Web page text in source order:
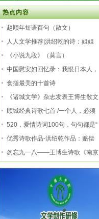
热点内容
赵顺年短语百句（散文）
人人文学推荐|洪绍乾的诗：姐姐
《小说九段》（莫言）
中国慰安妇回忆录：我恨日本人，
食指最美的十首诗
《诸城文学》杂志发表王博生散文
顾城经典诗歌七首 /一个人，必须
520，爱情诗词100句，句句都是“
优秀诗歌作品-洪绍乾作品：赔偿
勿忘九一八——王博生诗歌《南京